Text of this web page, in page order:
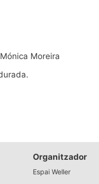
Moreira
Organitzador
Espai Weller